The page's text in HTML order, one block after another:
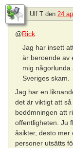
Ulf T den 24
@Rick:
Jag har insett
är beroende av
mig
Sveriges skam.
Jag har en
det är viktigt att
bedömningen att
offentligheten. Ju
åsikter, desto mer
personer utsätts